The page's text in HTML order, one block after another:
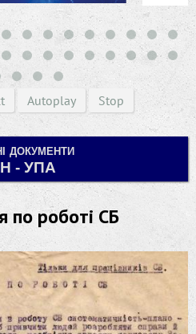
Autoplay Stop
документи
- УПА
по роботі СБ